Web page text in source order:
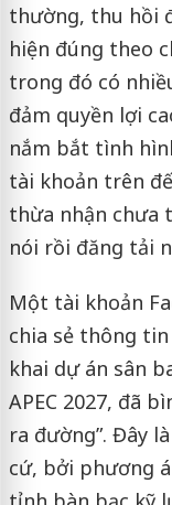
thường, thu hồi
hiện đúng theo
trong đó có
đảm quyền lợi
nắm bắt tình
tài khoản trên
thừa nhận chưa
nói rồi đăng tải
Một tài khoản
chia sẻ thông
khai dự án sân
APEC 2027, đã
ra đường”. Đây
cứ, bởi phương